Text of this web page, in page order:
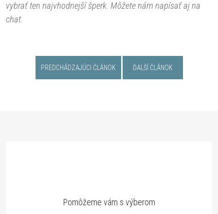
vybrať ten najvhodnejší šperk. Môžete nám napísať aj na
chat.
PREDCHÁDZAJÚCI ČLÁNOK ĎALŠÍ ČLÁNOK